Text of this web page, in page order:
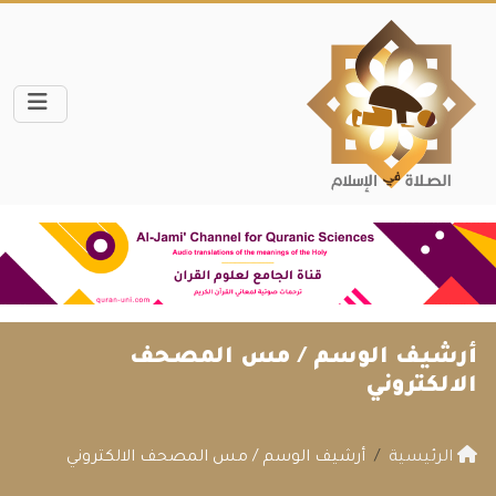
أرشيف الوسم / مس المصحف
الالكتروني
الرئيسية أرشيف الوسم / مس المصحف الالكتروني